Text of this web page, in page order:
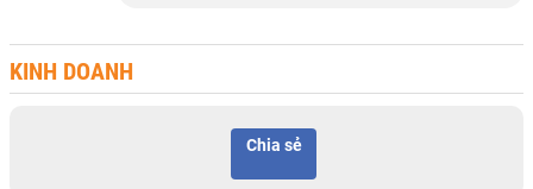
KINH DOANH
Chia sẻ